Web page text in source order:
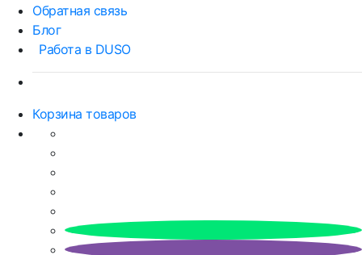
Обратная связь
Блог
Работа в DUSO
Корзина товаров